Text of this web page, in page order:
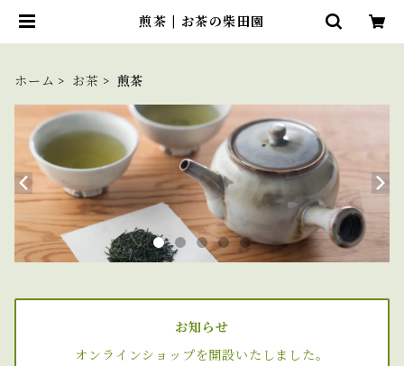
煎茶 | お茶の柴田園
ホーム お茶 煎茶
お知らせ
オンラインショップを開設いたしました。